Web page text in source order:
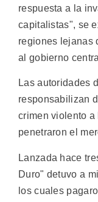
respuesta a la
capitalistas", se
regiones lejanas
al gobierno
Las autoridades
responsabilizan
crimen violento
penetraron el
Lanzada hace
Duro" detuvo a
los cuales